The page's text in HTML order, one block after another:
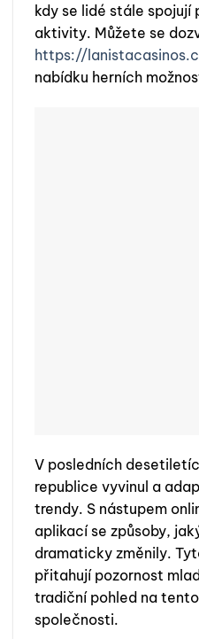
kdy se lidé stále spojují
aktivity. Můžete se
https://
nabídku herních
V posledních
republice vyvinul a
trendy. S nástupem
aplikací se způsoby,
dramaticky změnily.
přitahují pozornost
tradiční pohled na
společnosti.